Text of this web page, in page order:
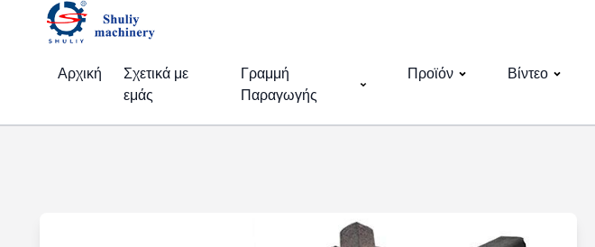
Αρχική
Σχετικά με
εμάς
Γραμμή
Παραγωγής
Προϊόν Βίντεο